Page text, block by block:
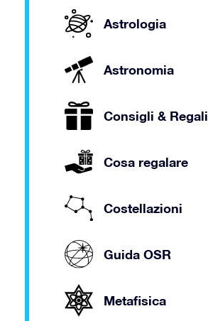
Astrologia
Astronomia
Consigli & Regali
Cosa regalare
Costellazioni
Guida OSR
Metafisica